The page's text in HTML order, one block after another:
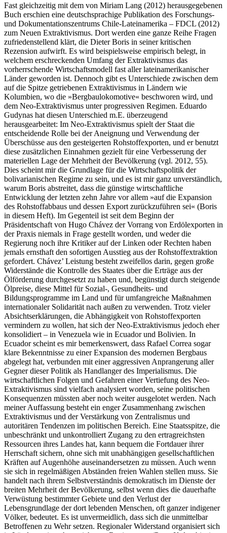
Fast gleichzeitig mit dem von Miriam Lang (2012) herausgegebenen
Buch erschien eine deutschsprachige Publikation des Forschungs-
und Dokumentationszentrums Chile-Lateinamerika – FDCL (2012)
zum Neuen Extraktivismus. Dort werden eine ganze Reihe Fragen
zufriedenstellend klärt, die Dieter Boris in seiner kritischen
Rezension aufwirft. Es wird beispielsweise empirisch belegt, in
welchem erschreckenden Umfang der Extraktivismus das
vorherrschende Wirtschaftsmodell fast aller lateinamerikanischer
Länder geworden ist. Dennoch gibt es Unterschiede zwischen dem
auf die Spitze getriebenen Extraktivismus in Ländern wie
Kolumbien, wo die »Bergbaulokomotive« beschworen wird, und
dem Neo-Extraktivismus unter progressiven Regimen. Eduardo
Gudynas hat diesen Unterschied m.E. überzeugend
herausgearbeitet: Im Neo-Extraktivismus spielt der Staat die
entscheidende Rolle bei der Aneignung und Verwendung der
Überschüsse aus den gesteigerten Rohstoffexporten, und er benutzt
diese zusätzlichen Einnahmen gezielt für eine Verbesserung der
materiellen Lage der Mehrheit der Bevölkerung (vgl. 2012, 55).
Dies scheint mir die Grundlage für die Wirtschaftspolitik der
bolivarianischen Regime zu sein, und es ist mir ganz unverständlich,
warum Boris abstreitet, dass die günstige wirtschaftliche
Entwicklung der letzten zehn Jahre vor allem »auf die Expansion
des Rohstoffabbaus und dessen Export zurückzuführen sei« (Boris
in diesem Heft). Im Gegenteil ist seit dem Beginn der
Präsidentschaft von Hugo Chávez der Vorrang von Erdölexporten in
der Praxis niemals in Frage gestellt worden, und weder die
Regierung noch ihre Kritiker auf der Linken oder Rechten haben
jemals ernsthaft den sofortigen Ausstieg aus der Rohstoffextraktion
gefordert. Chávez’ Leistung besteht zweifellos darin, gegen große
Widerstände die Kontrolle des Staates über die Erträge aus der
Ölförderung durchgesetzt zu haben und, begünstigt durch steigende
Ölpreise, diese Mittel für Sozial-, Gesundheits- und
Bildungsprogramme im Land und für umfangreiche Maßnahmen
internationaler Solidarität nach außen zu verwenden. Trotz vieler
Absichtserklärungen, die Abhängigkeit von Rohstoffexporten
vermindern zu wollen, hat sich der Neo-Extraktivismus jedoch eher
konsolidiert – in Venezuela wie in Ecuador und Bolivien. In
Ecuador scheint es mir bemerkenswert, dass Rafael Correa sogar
klare Bekenntnisse zu einer Expansion des modernen Bergbaus
abgelegt hat, verbunden mit einer aggressiven Anprangerung aller
Gegner dieser Politik als Handlanger des Imperialismus. Die
wirtschaftlichen Folgen und Gefahren einer Vertiefung des Neo-
Extraktivismus sind vielfach analysiert worden, seine politischen
Konsequenzen müssten aber noch weiter ausgelotet werden. Nach
meiner Auffassung besteht ein enger Zusammenhang zwischen
Extraktivismus und der Verstärkung von Zentralismus und
autoritären Tendenzen im politischen Bereich. Eine Staatsspitze, die
unbeschränkt und unkontrolliert Zugang zu den ertragreichsten
Ressourcen ihres Landes hat, kann bequem die Fortdauer ihrer
Herrschaft sichern, ohne sich mit unabhängigen gesellschaftlichen
Kräften auf Augenhöhe auseinandersetzen zu müssen. Auch wenn
sie sich in regelmäßigen Abständen freien Wahlen stellen muss. Sie
handelt nach ihrem Selbstverständnis demokratisch im Dienste der
breiten Mehrheit der Bevölkerung, selbst wenn dies die dauerhafte
Verwüstung bestimmter Gebiete und den Verlust der
Lebensgrundlage der dort lebenden Menschen, oft ganzer indigener
Völker, bedeutet. Es ist unvermeidlich, dass sich die unmittelbar
Betroffenen zu Wehr setzen. Regionaler Widerstand organisiert sich